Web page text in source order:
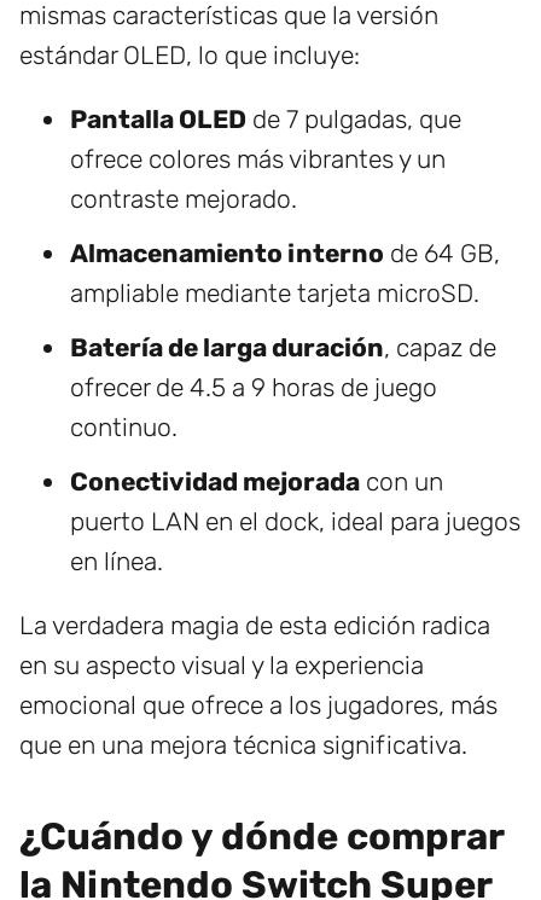
mismas características que la versión
estándar OLED, lo que incluye:
Pantalla OLED de 7 pulgadas, que
ofrece colores más vibrantes y un
contraste mejorado.
Almacenamiento interno de 64 GB,
ampliable mediante tarjeta microSD.
Batería de larga duración, capaz de
ofrecer de 4.5 a 9 horas de juego
continuo.
Conectividad mejorada con un
puerto LAN en el dock, ideal para juegos
en línea.
La verdadera magia de esta edición radica
en su aspecto visual y la experiencia
emocional que ofrece a los jugadores, más
que en una mejora técnica significativa.
¿Cuándo y dónde comprar
la Nintendo Switch Super